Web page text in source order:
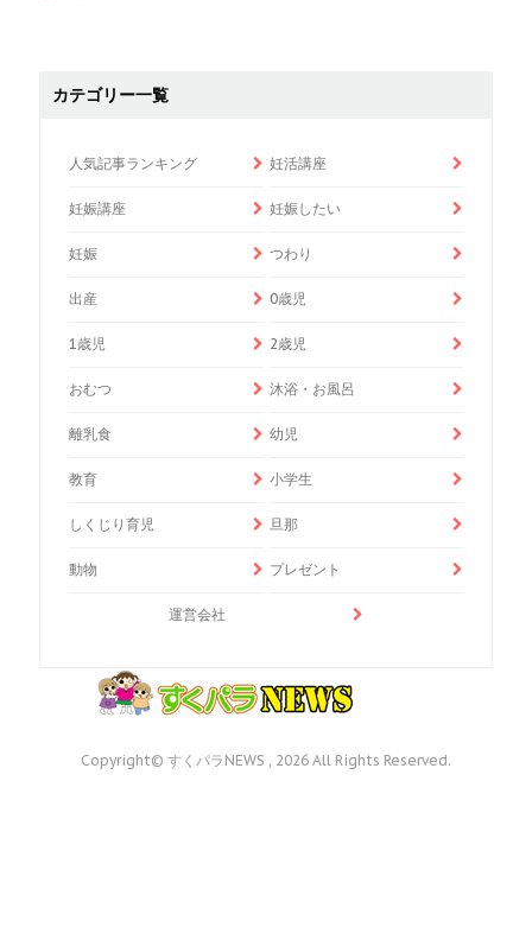
カテゴリー一覧
人気記事ランキング 妊活講座
妊娠講座 妊娠したい
妊娠 つわり
出産 0歳児
1歳児 2歳児
おむつ 沐浴・お風呂
離乳食 幼児
教育 小学生
しくじり育児 旦那
動物 プレゼント
運営会社
Copyright© すくパラNEWS , 2026 All Rights Reserved.